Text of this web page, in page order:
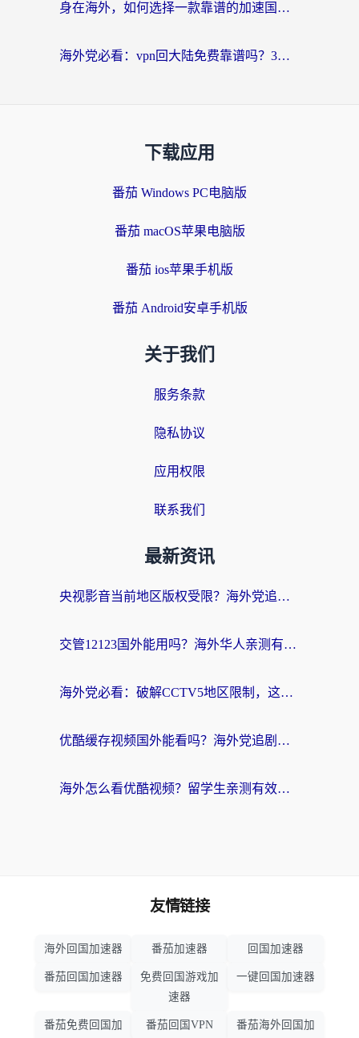
身在海外，如何选择一款靠谱的加速国内网络的加速器？
海外党必看：vpn回大陆免费靠谱吗？3步选对加速器实现无缝刷国内资源
下载应用
番茄 Windows PC电脑版
番茄 macOS苹果电脑版
番茄 ios苹果手机版
番茄 Android安卓手机版
关于我们
服务条款
隐私协议
应用权限
联系我们
最新资讯
央视影音当前地区版权受限？海外党追剧看片的终极解决方案来了
交管12123国外能用吗？海外华人亲测有效的回国加速器选择指南
海外党必看：破解CCTV5地区限制，这样看欧洲杯奥运直播才够爽！
优酷缓存视频国外能看吗？海外党追剧看片的终极解决方案来了
海外怎么看优酷视频？留学生亲测有效的回国加速器选择指南
友情链接
海外回国加速器 番茄加速器 回国加速器
番茄回国加速器
免费回国游戏加
速器
一键回国加速器
番茄免费回国加 番茄回国VPN 番茄海外回国加